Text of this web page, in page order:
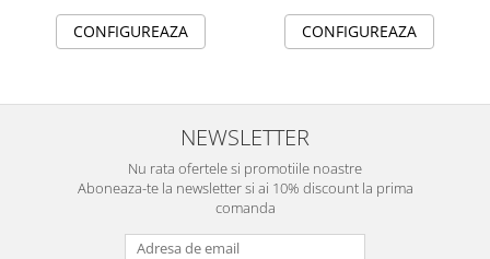
CONFIGUREAZA CONFIGUREAZA
NEWSLETTER
Nu rata ofertele si promotiile noastre
Aboneaza-te la newsletter si ai 10% discount la prima
comanda